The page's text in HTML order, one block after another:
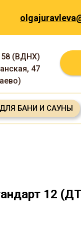
(ВДНХ)
47
БАНИ И САУНЫ
12